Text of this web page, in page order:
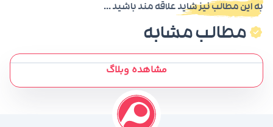
به این مطالب نیز شاید علاقه مند باشید ...
مطالب مشابه
مشاهده وبلاگ